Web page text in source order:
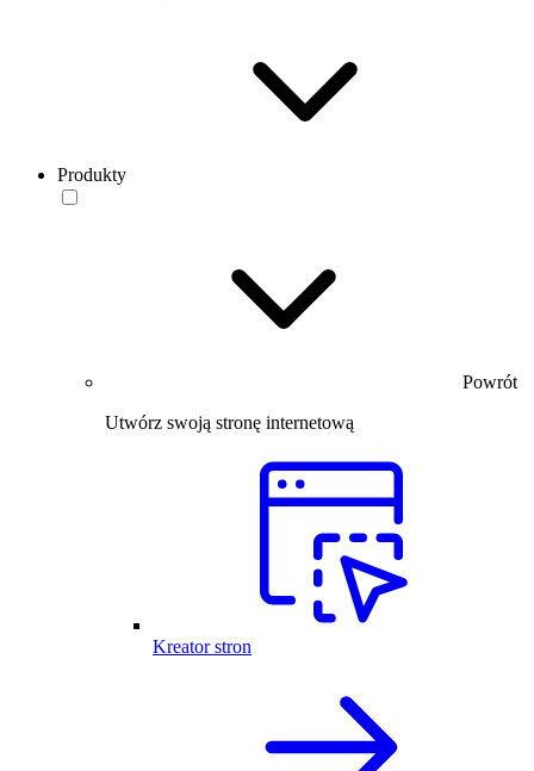
Produkty
Powrót
Utwórz swoją stronę internetową
Kreator stron